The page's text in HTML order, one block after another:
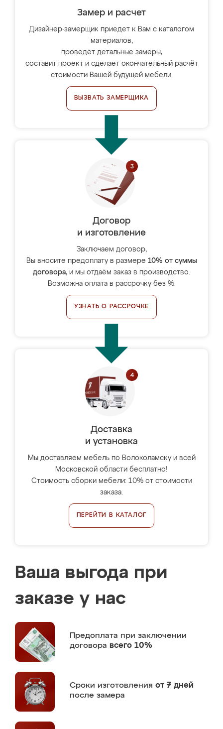
Замер и расчет
Дизайнер-замерщик приедет к Вам с каталогом
материалов,
проведёт детальные замеры,
составит проект и сделает окончательный расчёт
стоимости Вашей будущей мебели.
ВЫЗВАТЬ ЗАМЕРЩИКА
Договор
и изготовление
Заключаем договор,
Вы вносите предоплату в размере 10% от суммы
договора, и мы отдаём заказ в производство.
Возможна оплата в рассрочку без %.
УЗНАТЬ О РАССРОЧКЕ
Доставка
и установка
Мы доставляем мебель по Волоколамску и всей
Московской области бесплатно!
Стоимость сборки мебели: 10% от стоимости
заказа.
ПЕРЕЙТИ В КАТАЛОГ
Ваша выгода при
заказе у нас
Предоплата при заключении
договора всего 10%
Сроки изготовления от 7 дней
после замера